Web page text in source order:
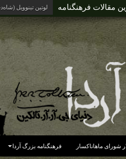
مقالات فرهنگنامه لوتین تینوویل
شورای ماهاناکسار فرهنگنامه بزرگ آردا